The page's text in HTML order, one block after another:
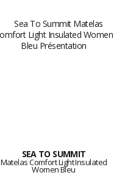
SEA TO SUMMIT
Matelas Comfort Light Insulated
Women Bleu